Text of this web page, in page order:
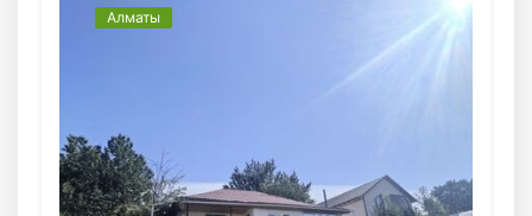
Алматы